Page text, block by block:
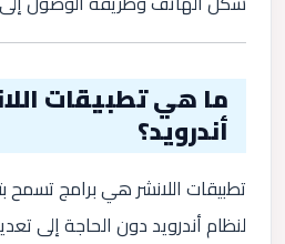
ما هي تطبيقات
أندرويد؟
تطبيقات اللانشر هي برامج تسمح
لنظام أندرويد دون الحاجة إلى